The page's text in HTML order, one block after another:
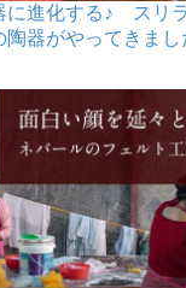
に進化する♪ スリ
陶器がやってきまし